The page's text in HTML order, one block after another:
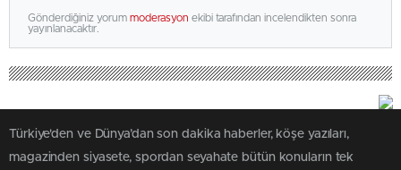
Gönderdiğiniz yorum moderasyon ekibi tarafından incelendikten sonra
yayınlanacaktır.
Türkiye'den ve Dünya’dan son dakika haberler, köşe yazıları,
magazinden siyasete, spordan seyahate bütün konuların tek